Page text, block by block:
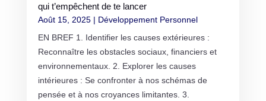
qui t’empêchent de te lancer
Août 15, 2025| Développement Personnel
EN BREF 1. Identifier les causes extérieures :
Reconnaître les obstacles sociaux, financiers et
environnementaux. 2. Explorer les causes
intérieures : Se confronter à nos schémas de
pensée et à nos croyances limitantes. 3.